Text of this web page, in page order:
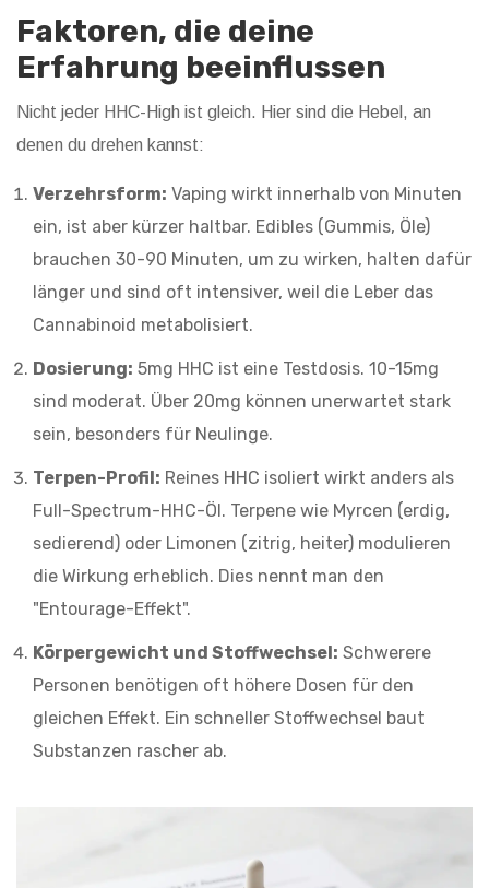
Faktoren, die deine
Erfahrung beeinflussen
Nicht jeder HHC-High ist gleich. Hier sind die Hebel, an
denen du drehen kannst:
Verzehrsform: Vaping wirkt innerhalb von Minuten
ein, ist aber kürzer haltbar. Edibles (Gummis, Öle)
brauchen 30-90 Minuten, um zu wirken, halten dafür
länger und sind oft intensiver, weil die Leber das
Cannabinoid metabolisiert.
Dosierung: 5mg HHC ist eine Testdosis. 10-15mg
sind moderat. Über 20mg können unerwartet stark
sein, besonders für Neulinge.
Terpen-Profil: Reines HHC isoliert wirkt anders als
Full-Spectrum-HHC-Öl. Terpene wie Myrcen (erdig,
sedierend) oder Limonen (zitrig, heiter) modulieren
die Wirkung erheblich. Dies nennt man den
"Entourage-Effekt".
Körpergewicht und Stoffwechsel: Schwerere
Personen benötigen oft höhere Dosen für den
gleichen Effekt. Ein schneller Stoffwechsel baut
Substanzen rascher ab.